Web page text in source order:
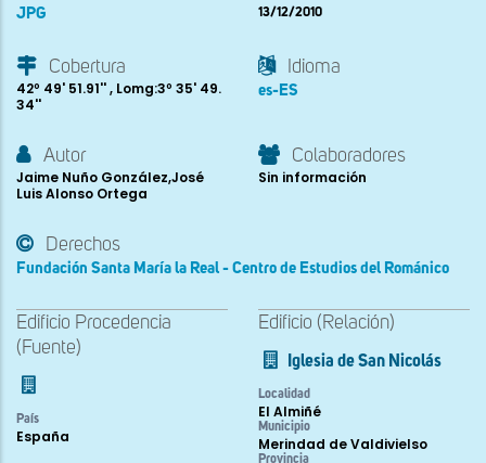
JPG 13/12/2010
Cobertura
42º 49' 51.91'' , Lomg:3º 35' 49.
34''
Idioma
es-ES
Autor
Jaime Nuño González,José
Luis Alonso Ortega
Colaboradores
Sin información
Derechos
Fundación Santa María la Real - Centro de Estudios del Románico
Edificio Procedencia
(Fuente)
País
España
Edificio (Relación)
Iglesia de San Nicolás
Localidad
El Almiñé
Municipio
Merindad de Valdivielso
Provincia